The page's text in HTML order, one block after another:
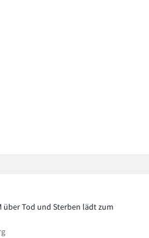
über Tod und Sterben lädt zum